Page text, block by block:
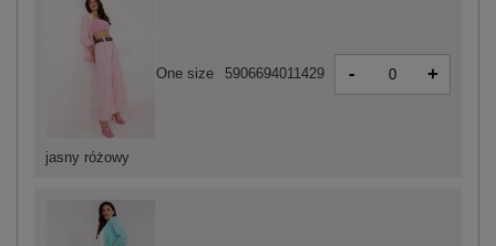
jasny różowy
One size 5906694011429 - +